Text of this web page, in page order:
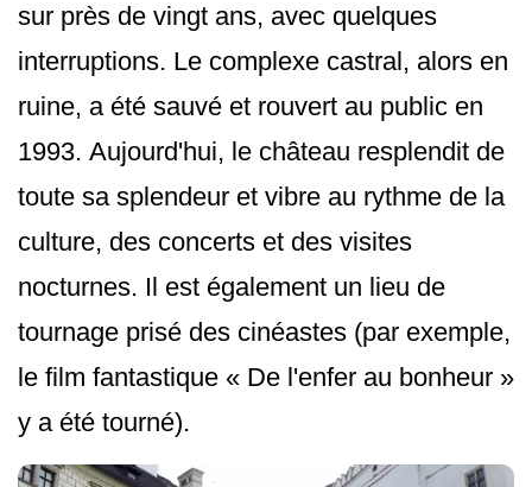
sur près de vingt ans, avec quelques
interruptions. Le complexe castral, alors en
ruine, a été sauvé et rouvert au public en
1993. Aujourd'hui, le château resplendit de
toute sa splendeur et vibre au rythme de la
culture, des concerts et des visites
nocturnes. Il est également un lieu de
tournage prisé des cinéastes (par exemple,
le film fantastique « De l'enfer au bonheur »
y a été tourné).